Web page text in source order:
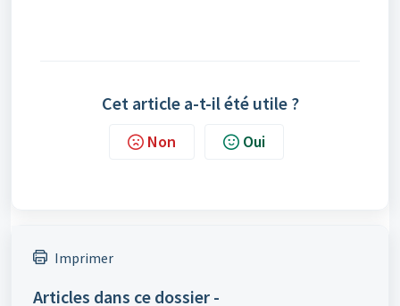
Cet article a-t-il été utile ?
Non Oui
Imprimer
Articles dans ce dossier -